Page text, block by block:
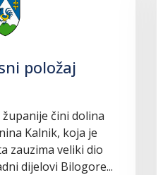
položaj
čini dolina
Kalnik, koja je
zauzima veliki dio
dijelovi Bilogore...